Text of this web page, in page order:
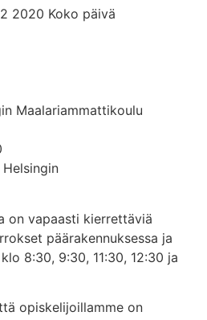
2020 Koko päivä
Maalariammattikoulu
on vapaasti kierrettäviä
päärakennuksessa ja
8:30, 9:30, 11:30, 12:30 ja
opiskelijoillamme on